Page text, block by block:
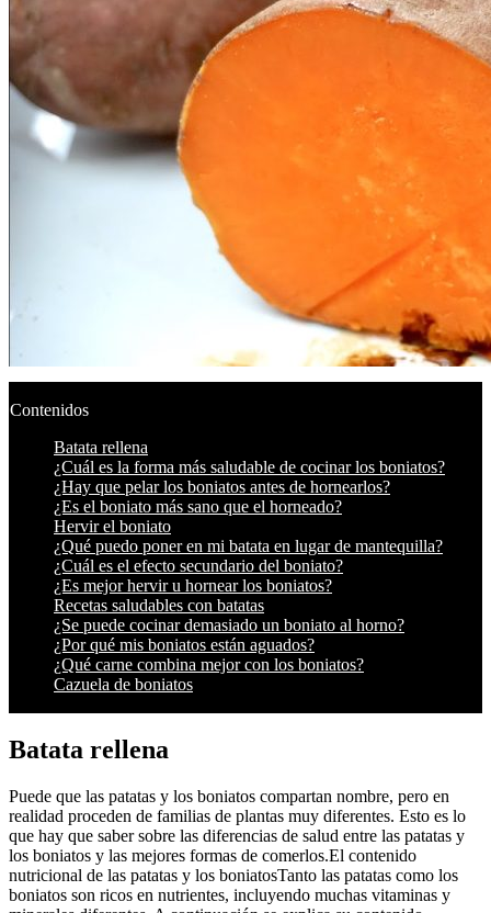
Contenidos
Batata rellena
¿Cuál es la forma más saludable de cocinar los boniatos?
¿Hay que pelar los boniatos antes de hornearlos?
¿Es el boniato más sano que el horneado?
Hervir el boniato
¿Qué puedo poner en mi batata en lugar de mantequilla?
¿Cuál es el efecto secundario del boniato?
¿Es mejor hervir u hornear los boniatos?
Recetas saludables con batatas
¿Se puede cocinar demasiado un boniato al horno?
¿Por qué mis boniatos están aguados?
¿Qué carne combina mejor con los boniatos?
Cazuela de boniatos
Batata rellena
Puede que las patatas y los boniatos compartan nombre, pero en
realidad proceden de familias de plantas muy diferentes. Esto es lo
que hay que saber sobre las diferencias de salud entre las patatas y
los boniatos y las mejores formas de comerlos.El contenido
nutricional de las patatas y los boniatosTanto las patatas como los
boniatos son ricos en nutrientes, incluyendo muchas vitaminas y